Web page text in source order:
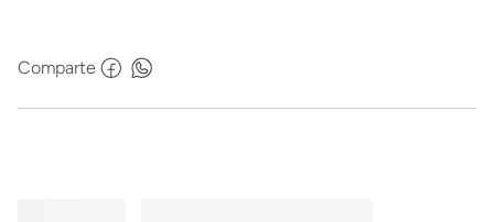
Comparte